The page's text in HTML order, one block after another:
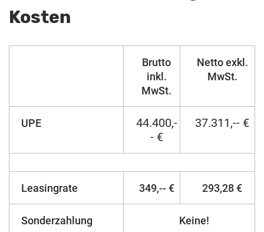
Kosten
Brutto
inkl.
MwSt.
Netto exkl.
MwSt.
UPE
44.400,-
- €
37.311,-- €
Leasingrate 349,-- € 293,28 €
Sonderzahlung Keine!